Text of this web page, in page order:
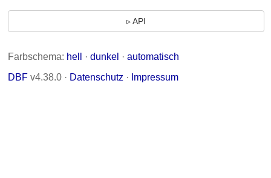
API
Farbschema: hell ·dunkel ·automatisch
DBF v4.38.0 · Datenschutz · Impressum